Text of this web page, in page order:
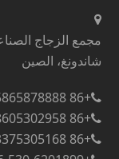
مجمع الزجاج
شاندونغ، الصين
+86 15865878888
+86 18605302958
+86 13375305168